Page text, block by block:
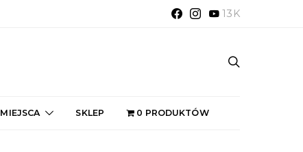
13K
MIEJSCA SKLEP 0 PRODUKTÓW